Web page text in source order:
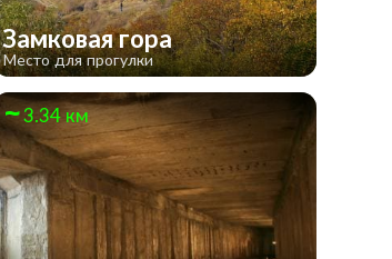
Замковая гора
Место для прогулки
3.34 км